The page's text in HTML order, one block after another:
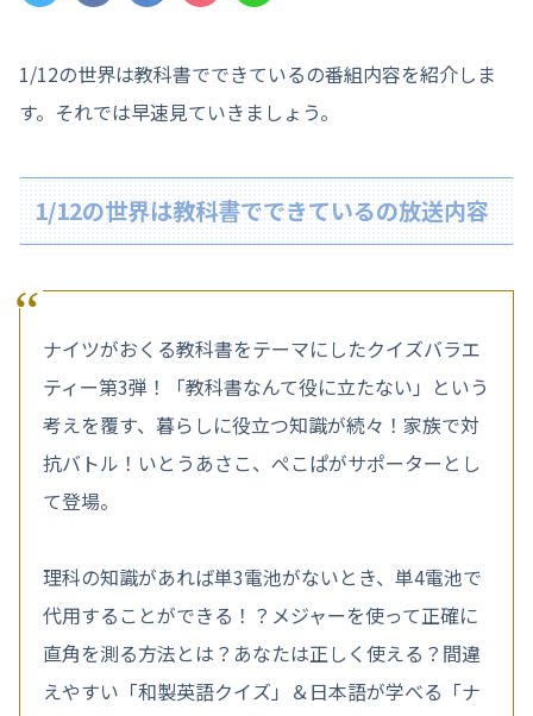
1/12の世界は教科書でできているの番組内容を紹介しま
す。それでは早速見ていきましょう。
1/12の世界は教科書でできているの放送内容
ナイツがおくる教科書をテーマにしたクイズバラエ
ティー第3弾！「教科書なんて役に立たない」という
考えを覆す、暮らしに役立つ知識が続々！家族で対
抗バトル！いとうあさこ、ぺこぱがサポーターとし
て登場。
理科の知識があれば単3電池がないとき、単4電池で
代用することができる！？メジャーを使って正確に
直角を測る方法とは？あなたは正しく使える？間違
えやすい「和製英語クイズ」＆日本語が学べる「ナ